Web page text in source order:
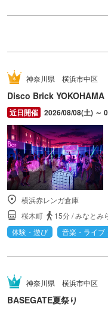
神奈川県 横浜市中区
Disco Brick YOKOHAMA
2026/08/08(土) ～
横浜赤レンガ倉庫
桜木町
15分/みなとみ
体験・遊び
音楽・ライブ
神奈川県 横浜市中区
BASEGATE夏祭り